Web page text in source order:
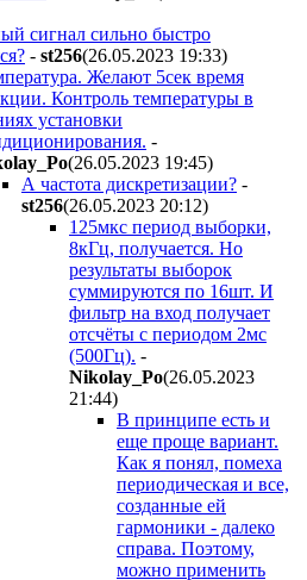
сигнал сильно быстро
- st256(26.05.2023 19:33)
Желают 5сек время
Контроль температуры в
установки
-
(26.05.2023 19:45)
А частота дискретизации? -
st256(26.05.2023 20:12)
125мкс период выборки,
8кГц, получается. Но
результаты выборок
суммируются по 16шт. И
фильтр на вход получает
отсчёты с периодом 2мс
(500Гц). -
Nikolay_Po(26.05.2023
21:44)
В принципе есть и
еще проще вариант.
Как я понял, помеха
периодическая и все,
созданные ей
гармоники - далеко
справа. Поэтому,
можно применить